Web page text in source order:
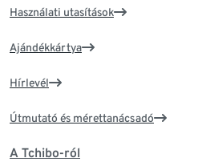
Használati utasítások
Ajándékkártya
Hírlevél
Útmutató és mérettanácsadó
A Tchibo-ról